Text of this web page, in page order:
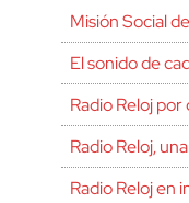
Misión Social
El sonido de
Radio Reloj
Radio Reloj,
Radio Reloj en